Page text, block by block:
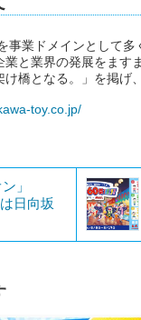
事業ドメインとして
と業界の発展をます
橋となる。」を掲げ
toy.co.jp/
」
日向坂